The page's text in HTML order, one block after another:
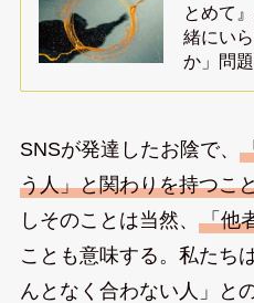
とめて
緒にい
か」問題
SNSが発達したお陰で、
う人」と関わりを持つこ
しそのことは当然、 「他
ことも意味する。私たち
んとなく合わない人」と